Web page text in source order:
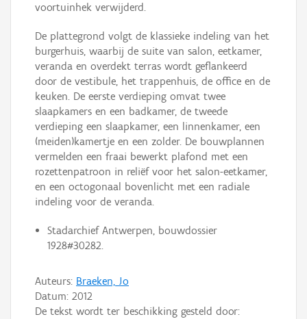
voortuinhek verwijderd.
De plattegrond volgt de klassieke indeling van het
burgerhuis, waarbij de suite van salon, eetkamer,
veranda en overdekt terras wordt geflankeerd
door de vestibule, het trappenhuis, de office en de
keuken. De eerste verdieping omvat twee
slaapkamers en een badkamer, de tweede
verdieping een slaapkamer, een linnenkamer, een
(meiden)kamertje en een zolder. De bouwplannen
vermelden een fraai bewerkt plafond met een
rozettenpatroon in reliëf voor het salon-eetkamer,
en een octogonaal bovenlicht met een radiale
indeling voor de veranda.
Stadarchief Antwerpen, bouwdossier
1928#30282.
Auteurs: Braeken, Jo
Datum: 2012
De tekst wordt ter beschikking gesteld door: